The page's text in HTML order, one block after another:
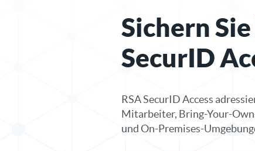
Sichern
SecurID
RSA SecurID Access
Mitarbeiter, Bring-Your-
und On-Premises-